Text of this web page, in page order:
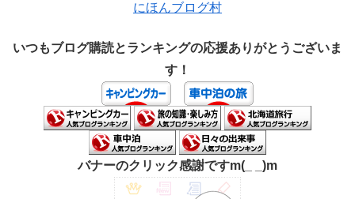
にほんブログ村
いつもブログ購読とランキングの応援ありがとうございま
す！
バナーのクリック感謝ですm(_ _)m